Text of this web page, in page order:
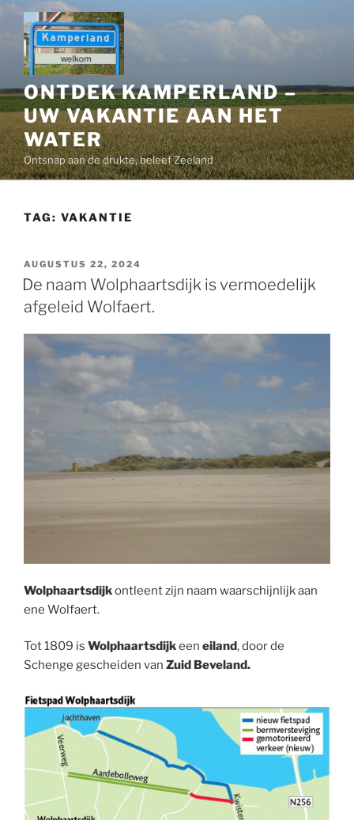
Ga
inhoud
ONTDEK KAMPERLAND –
UW VAKANTIE AAN HET
WATER
Ontsnap aan de drukte, beleef Zeeland
TAG: VAKANTIE
GEPLAATST
OP
AUGUSTUS 22, 2024
De naam Wolphaartsdijk is vermoedelijk
afgeleid Wolfaert.
Wolphaartsdijkontleent zijn naam waarschijnlijk aan
ene Wolfaert.
Tot 1809 is Wolphaartsdijkeen eiland, door de
Schenge gescheiden van Zuid Beveland.